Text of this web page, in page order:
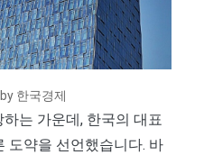
한국경제
는 가운데, 한국의 대표
도약을 선언했습니다. 바